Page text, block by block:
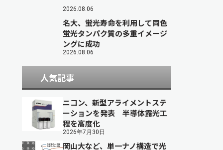
2026.08.06
名大、蛍光寿命を利用して同色
蛍光タンパク質の多重イメージ
ングに成功
2026.08.06
人気記事
ニコン、新型アライメントステ
ーションを発表 半導体露光工
程を高度化
2026年7月30日
岡山大など、単一ナノ構造で光